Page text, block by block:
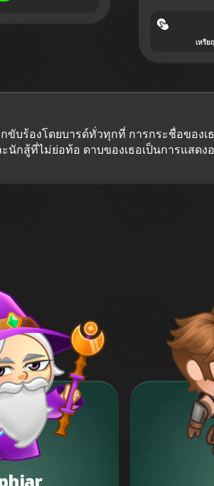
เหรี
บร้องโดยบารด์ทั่วทุกที่ การกระชื่อขอ
กสู้ที่ไม่ย่อท้อ ดาบของเธอเป็นการแสด